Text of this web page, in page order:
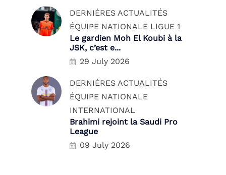
DERNIÈRES ACTUALITÉS
ÉQUIPE NATIONALE LIGUE 1
Le gardien Moh El Koubi à la
JSK, c’est e...
29 July 2026
DERNIÈRES ACTUALITÉS
ÉQUIPE NATIONALE
INTERNATIONAL
Brahimi rejoint la Saudi Pro
League
09 July 2026